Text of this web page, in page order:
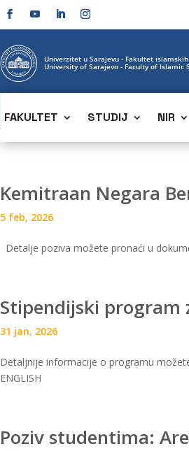
FAKULTET STUDIJ NIR
Kemitraan Negara
5 feb, 2026
Detalje poziva možete pronaći u
Stipendijski program
31 jan, 2026
Detaljnije informacije o programu
ENGLISH
Poziv studentima: